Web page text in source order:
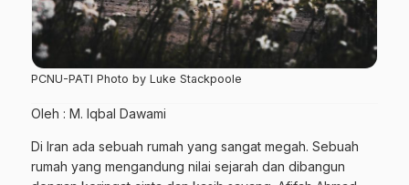
PCNU-PATI Photo by Luke Stackpoole
Oleh : M. Iqbal Dawami
Di Iran ada sebuah rumah yang sangat megah. Sebuah
rumah yang mengandung nilai sejarah dan dibangun